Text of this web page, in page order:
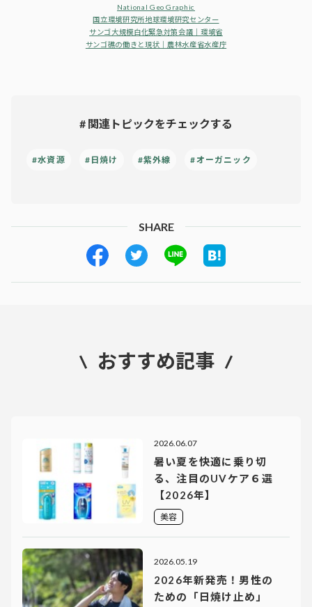
National Geo Graphic
国立環境研究所地球環境研究センター
サンゴ大規模白化緊急対策会議｜環境省
サンゴ礁の働きと現状｜農林水産省水産庁
# 関連トピックをチェックする
#水資源 #日焼け #紫外線 #オーガニック
SHARE
おすすめ記事
2026.06.07
暑い夏を快適に乗り切
る、注目のUVケア６選
【2026年】
美容
2026.05.19
2026年新発売！男性の
ための「日焼け止め」